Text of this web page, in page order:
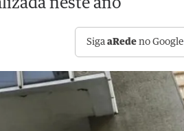
neste ano
SigaaRede no Google